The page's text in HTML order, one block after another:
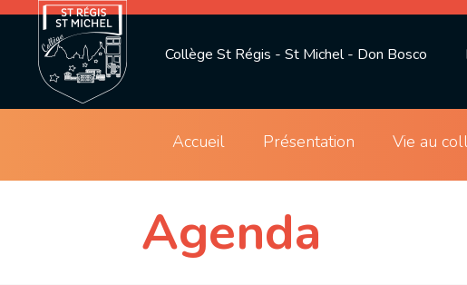
Collège St Régis - St Michel - Don Bosco
Accueil Présentation Vie au
Agenda